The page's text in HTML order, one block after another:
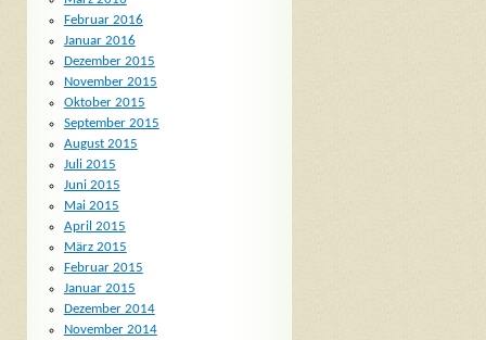
Februar 2016
Januar 2016
Dezember 2015
November 2015
Oktober 2015
September 2015
August 2015
Juli 2015
Juni 2015
Mai 2015
April 2015
März 2015
Februar 2015
Januar 2015
Dezember 2014
November 2014